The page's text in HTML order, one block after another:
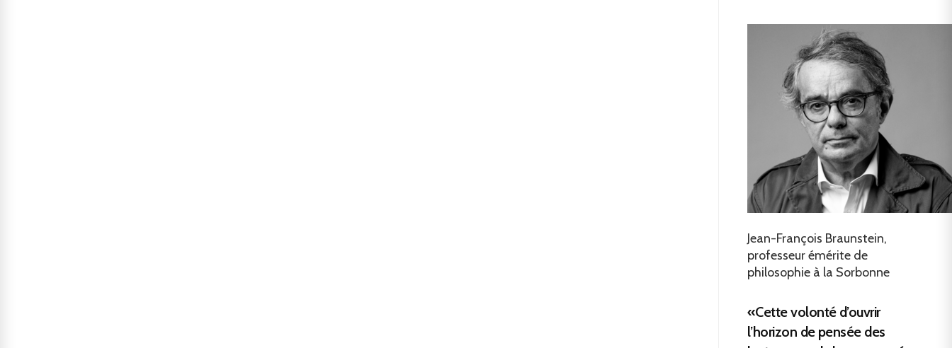
Jean-François Braunstein,
professeur émérite de
philosophie à la Sorbonne
«Cette volonté d’ouvrir
l’horizon de pensée des